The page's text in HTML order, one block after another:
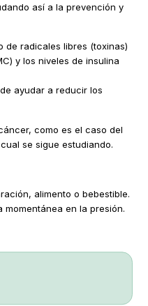
así a la prevención y
de radicales libres (toxinas)
y los niveles de insulina
ayudar a reducir los
como es el caso del
se sigue estudiando.
alimento o bebestible.
en la presión.